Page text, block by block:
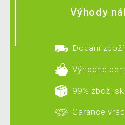
Výhody
Dodání
Výhodné
99% zboží
Garance